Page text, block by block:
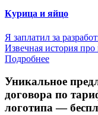
Курица и яйцо
Я заплатил за
Извечная история
Подробнее
Уникальное
договора по
логотипа —